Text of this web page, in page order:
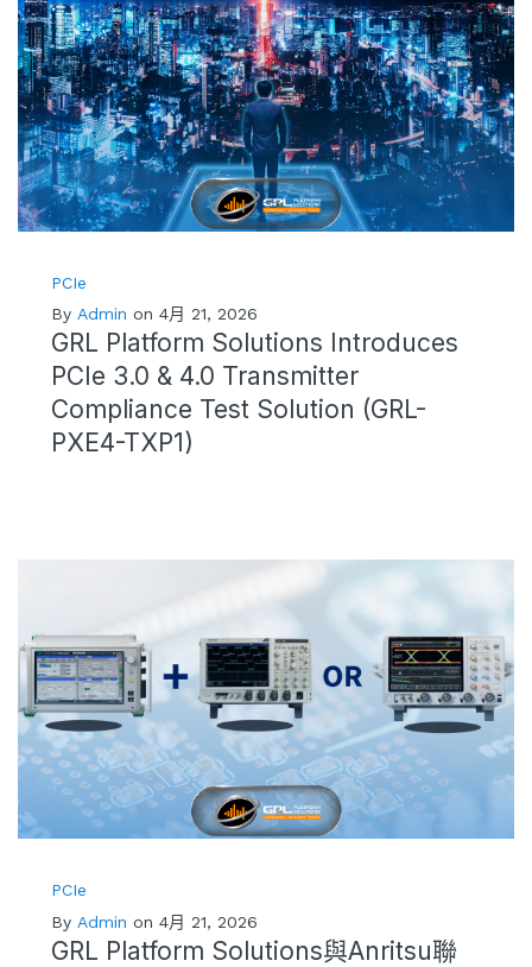
PCIe
By Admin on 4月 21, 2026
GRL Platform Solutions Introduces
PCIe 3.0 & 4.0 Transmitter
Compliance Test Solution (GRL-
PXE4-TXP1)
PCIe
By Admin on 4月 21, 2026
GRL Platform Solutions與Anritsu聯